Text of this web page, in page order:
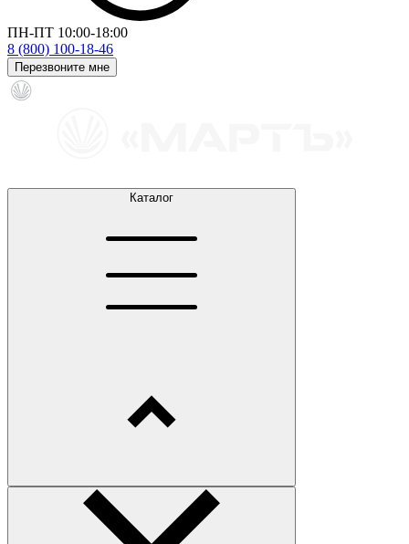
ПН-ПТ 10:00-18:00
8 (800) 100-18-46
Перезвоните мне
Каталог